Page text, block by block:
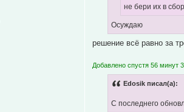
не бери их в
Осуждаю
решение всё равно за
Добавлено спустя 56 минут
Edosik писал(а):
С последнего